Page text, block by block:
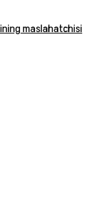
maslahatchisi